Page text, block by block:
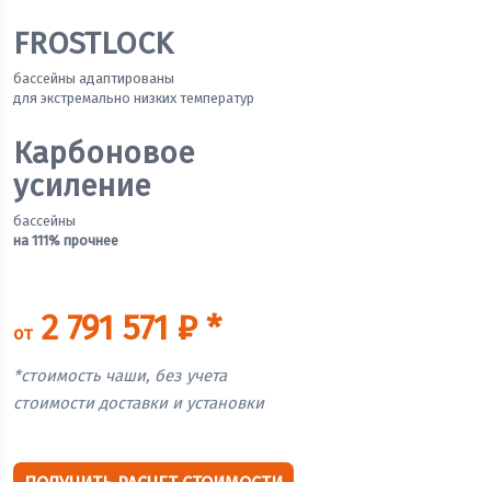
FROSTLOCK
бассейны адаптированы
для экстремально низких температур
Карбоновое
усиление
бассейны
на 111% прочнее
от2 791 571 ₽ *
*стоимость чаши, без учета
стоимости доставки и установки